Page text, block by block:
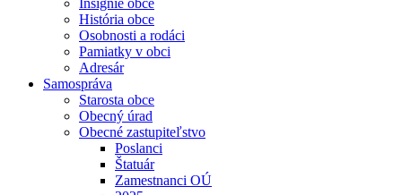
Insígnie obce
História obce
Osobnosti a rodáci
Pamiatky v obci
Adresár
Samospráva
Starosta obce
Obecný úrad
Obecné zastupiteľstvo
Poslanci
Štatuár
Zamestnanci OÚ